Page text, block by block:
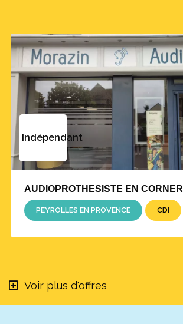
Indépendant
AUDIOPROTHESISTE EN CORNER
PEYROLLES EN PROVENCE CDI
Voir plus d'offres